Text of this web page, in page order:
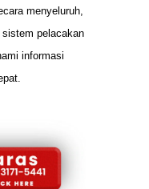
menyeluruh,
pelacakan
informasi